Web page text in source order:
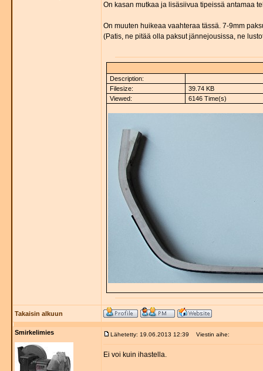
On kasan mutkaa ja lisäsiivua tipeissä antamaa
On muuten huikeaa vaahteraa tässä. 7-9mm
(Patis, ne pitää olla paksut jännejousissa, ne
Description:
Filesize:
39.74 KB
Viewed:
6146 Time(s)
Takaisin alkuun
Smirkelimies Lähetetty: 19.06.2013 12:39 Viestin aihe:
Ei voi kuin ihastella.